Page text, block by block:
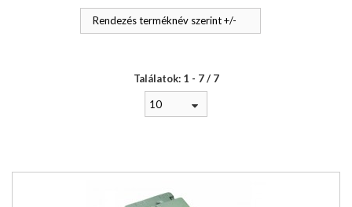
Rendezés terméknév szerint +/-
Találatok: 1 - 7 / 7
10